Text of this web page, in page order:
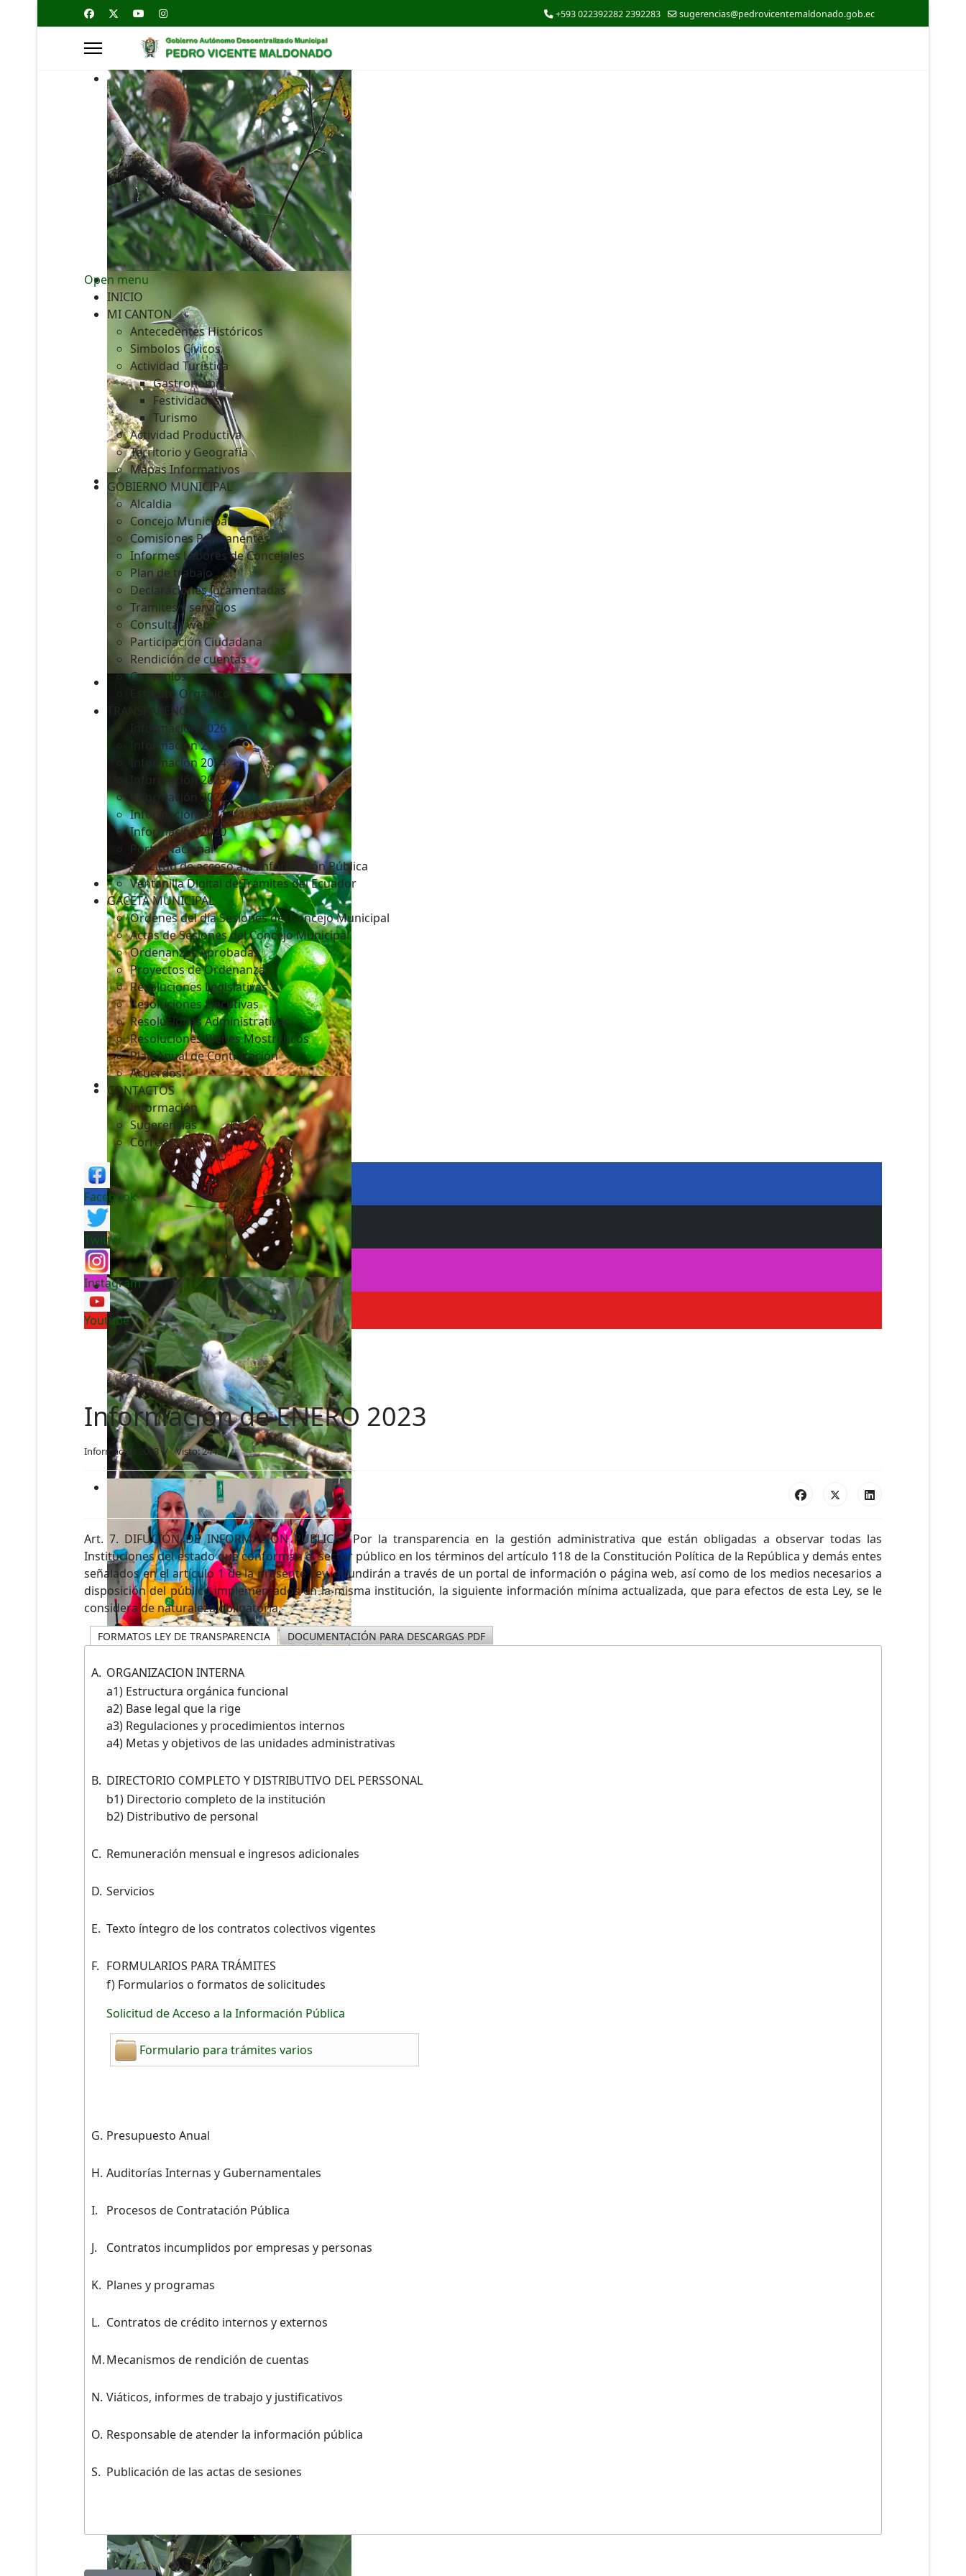
+593 022392282 2392283 sugerencias@pedrovicentemaldonado.gob.ec
Open menu
INICIO
MI CANTON
Antecedentes Históricos
Simbolos Cívicos
Actividad Turística
Gastronomía
Festividades
Turismo
Actividad Productiva
Territorio y Geografía
Mapas Informativos
GOBIERNO MUNICIPAL
Alcaldia
Concejo Municipal
Comisiones Permanentes
Informes Labores de Concejales
Plan de trabajo
Declaraciones Juramentadas
Tramites y servicios
Consultas web
Participación Ciudadana
Rendición de cuentas
Convenios
Estatuto Orgánico
TRANSPARENCIA
Informacion 2026
Informacion 2025
Informacion 2024
Información 2023
Información 2022
Información 2021
Información 2020
Portal Nacional
Solicitud de acceso a la Información Pública
Ventanilla Digital de Trámites del Ecuador
GACETA MUNICIPAL
Ordenes del día Sesiones del Concejo Municipal
Actas de Sesiones del Concejo Municipal
Ordenanzas Aprobadas
Proyectos de Ordenanzas
Resoluciones Legislativas
Resoluciones Ejecutivas
Resoluciones Administrativas
Resoluciones Bienes Mostrencos
Plan Anual de Contratación
Acuerdos
CONTACTOS
Información
Sugerencias
Correos
Facebook
Twitter
Instagram
Youtube
Información de ENERO 2023
Información 2023 Visto: 2443
Art. 7. DIFUCIÓN DE INFORMACIÓN PÚBLICA.- Por la transparencia en la gestión administrativa que están obligadas a observar todas las
Instituciones del estado que conforman el sector público en los términos del artículo 118 de la Constitución Política de la República y demás entes
señalados en el artículo 1 de la presente Ley, difundirán a través de un portal de información o página web, así como de los medios necesarios a
disposición del público implementados en la misma institución, la siguiente información mínima actualizada, que para efectos de esta Ley, se le
considera de naturaleza obligatoria.
FORMATOS LEY DE TRANSPARENCIA DOCUMENTACIÓN PARA DESCARGAS PDF
A. ORGANIZACION INTERNA
a1) Estructura orgánica funcional
a2) Base legal que la rige
a3) Regulaciones y procedimientos internos
a4) Metas y objetivos de las unidades administrativas
B. DIRECTORIO COMPLETO Y DISTRIBUTIVO DEL PERSSONAL
b1) Directorio completo de la institución
b2) Distributivo de personal
C. Remuneración mensual e ingresos adicionales
D. Servicios
E. Texto íntegro de los contratos colectivos vigentes
F. FORMULARIOS PARA TRÁMITES
f) Formularios o formatos de solicitudes
Solicitud de Acceso a la Información Pública
Formulario para trámites varios
G. Presupuesto Anual
H. Auditorías Internas y Gubernamentales
I. Procesos de Contratación Pública
J. Contratos incumplidos por empresas y personas
K. Planes y programas
L. Contratos de crédito internos y externos
M.Mecanismos de rendición de cuentas
N. Viáticos, informes de trabajo y justificativos
O. Responsable de atender la información pública
S. Publicación de las actas de sesiones